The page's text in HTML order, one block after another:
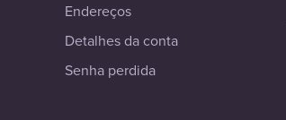
Endereços
Detalhes da conta
Senha perdida